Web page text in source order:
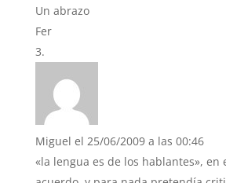
Un abrazo
Fer
Miguel el 25/06/2009 a las 00:46
«la lengua es de los hablantes», en